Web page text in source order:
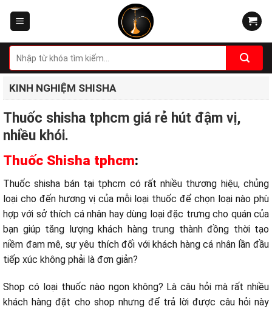
Tìm
kiếm:
KINH NGHIỆM SHISHA
Thuốc shisha tphcm giá rẻ hút đậm vị,
nhiều khói.
Thuốc Shisha tphcm:
Thuốc shisha bán tại tphcm có rất nhiều thương hiệu, chủng
loại cho đến hương vị của mỗi loại thuốc để chọn loại nào phù
hợp với sở thích cá nhân hay dùng loại đặc trưng cho quán của
bạn giúp tăng lượng khách hàng trung thành đồng thời tạo
niềm đam mê, sự yêu thích đối với khách hàng cá nhân lần đầu
tiếp xúc không phải là đơn giản?
Shop có loại thuốc nào ngon không? Là câu hỏi mà rất nhiều
khách hàng đặt cho shop nhưng để trả lời được câu hỏi này